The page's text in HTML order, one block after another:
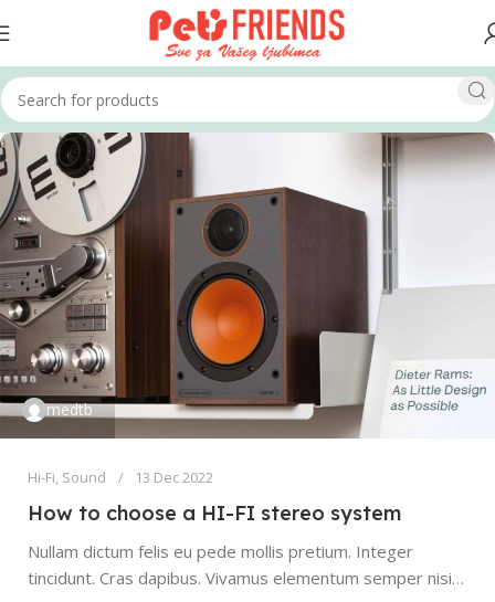
medtb
Hi-Fi, Sound 13 Dec 2022
How to choose a HI-FI stereo system
Nullam dictum felis eu pede mollis pretium. Integer
tincidunt. Cras dapibus. Vivamus elementum semper nisi…